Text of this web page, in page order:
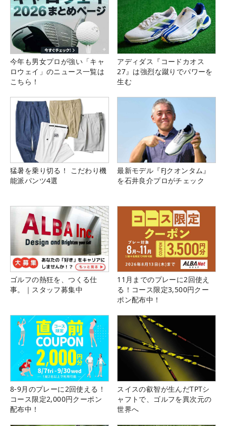
今年も男女プロが強い「キャ
ロウェイ」のニュース一覧は
こちら！
アディダス『コードカオス
27』は強烈な蹴りでパワーを
生む
猛暑を乗り切る！ こだわり機
能派パンツ4選
最新モデル『FJクオンタム』
を石井良介プロがチェック
ゴルフの熱狂を、つくる仕
事。｜スタッフ募集中
11月までのプレーに2回使え
る！コース限定3,500円クー
ポン配布中！
8-9月のプレーに2回使える！
コース限定2,000円クーポン
配布中！
スイスの叡智が生んだTPTシ
ャフトで、ゴルフを異次元の
世界へ